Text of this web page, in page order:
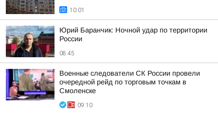
10:01
Юрий Баранчик: Ночной удар по территории
России
08:45
Военные следователи СК России провели
очередной рейд по торговым точкам в
Смоленске
09:10